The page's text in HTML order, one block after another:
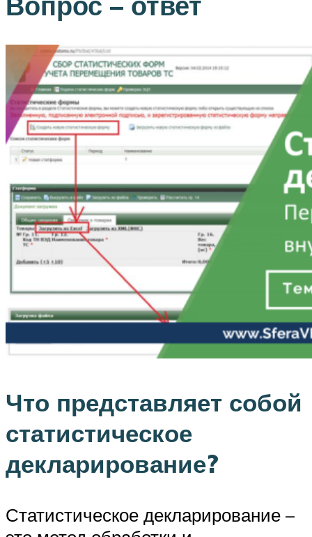
Что представляет собой
статистическое
декларирование?
Статистическое декларирование –